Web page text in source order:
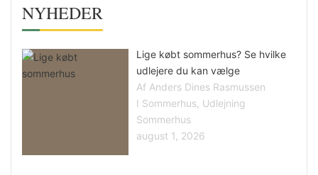
NYHEDER
Lige købt sommerhus? Se hvilke
udlejere du kan vælge
Af Anders Dines Rasmussen
I Sommerhus, Udlejning
Sommerhus
august 1, 2026